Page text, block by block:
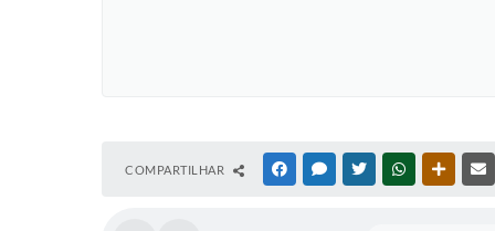
COMPARTILHAR FACEBOOKMESSENGER
TWITTERWHATSAPP